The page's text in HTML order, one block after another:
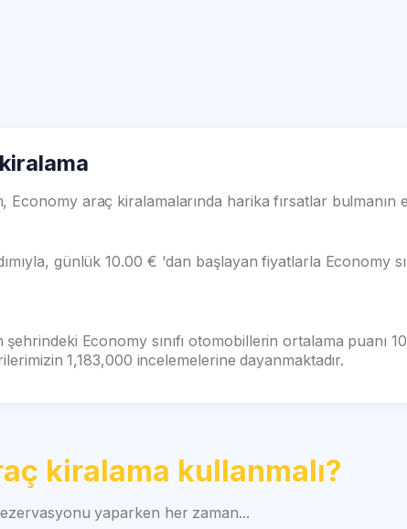
Economy araç kiralamalarında harika fırsatlar bulmanın
günlük 10.00 € 'dan başlayan fiyatlarla Economy
Economy sınıfı otomobillerin ortalama puanı
1,183,000 incelemelerine dayanmaktadır.
kiralama kullanmalı?
yaparken her zaman...